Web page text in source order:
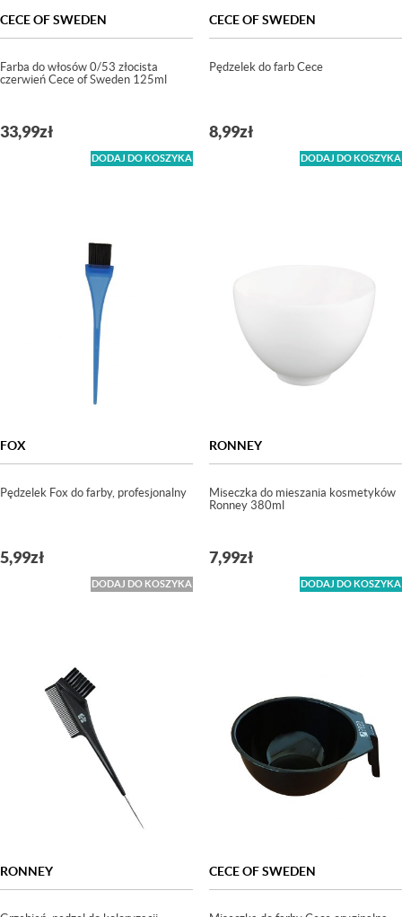
CECE OF SWEDEN
Farba do włosów 0/53 złocista
czerwień Cece of Sweden 125ml
33,99zł
DODAJ DO KOSZYKA
CECE OF SWEDEN
Pędzelek do farb Cece
8,99zł
DODAJ DO KOSZYKA
FOX
Pędzelek Fox do farby, profesjonalny
5,99zł
DODAJ DO KOSZYKA
RONNEY
Miseczka do mieszania kosmetyków
Ronney 380ml
7,99zł
DODAJ DO KOSZYKA
RONNEY CECE OF SWEDEN